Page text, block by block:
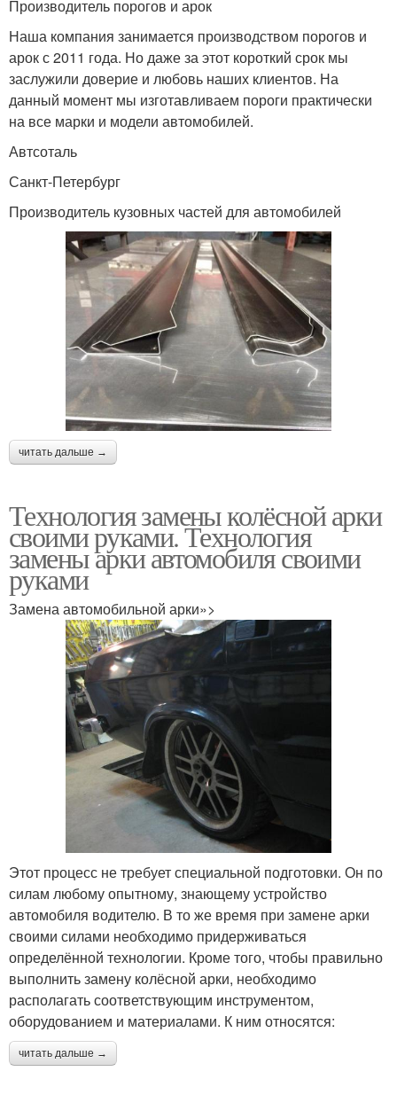
Производитель порогов и арок
Наша компания занимается производством порогов и
арок с 2011 года. Но даже за этот короткий срок мы
заслужили доверие и любовь наших клиентов. На
данный момент мы изготавливаем пороги практически
на все марки и модели автомобилей.
Автсоталь
Санкт-Петербург
Производитель кузовных частей для автомобилей
читать дальше →
Технология замены колёсной арки
своими руками. Технология
замены арки автомобиля своими
руками
Замена автомобильной арки»>
Этот процесс не требует специальной подготовки. Он по
силам любому опытному, знающему устройство
автомобиля водителю. В то же время при замене арки
своими силами необходимо придерживаться
определённой технологии. Кроме того, чтобы правильно
выполнить замену колёсной арки, необходимо
располагать соответствующим инструментом,
оборудованием и материалами. К ним относятся:
читать дальше →